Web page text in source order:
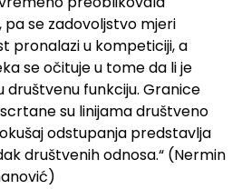
se zadovoljstvo mjeri
pronalazi u kompeticiji, a
se očituje u tome da li je
društvenu funkciju. Granice
su linijama društveno
odstupanja predstavlja
društvenih odnosa.“ (Nermin